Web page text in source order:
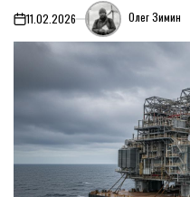
on11.02.2026 Олег Зимин